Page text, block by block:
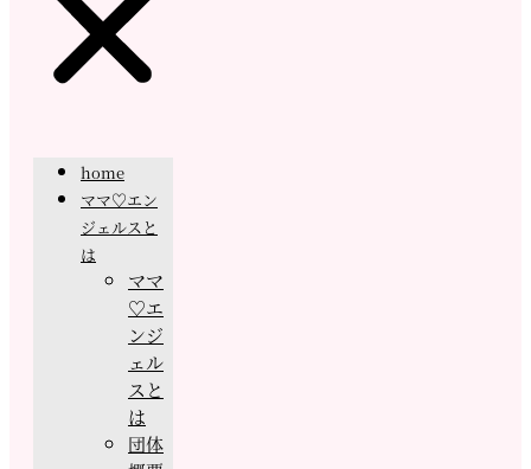
home
ママ♡エン
ジェルスと
は
ママ
♡エ
ンジ
ェル
スと
は
団体